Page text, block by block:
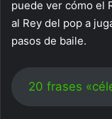
puede ver cómo el
al Rey del pop a
pasos de baile.
20 frases